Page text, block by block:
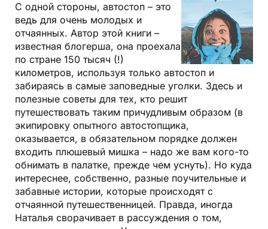
С одной стороны, автостоп – это
ведь для очень молодых и
отчаянных. Автор этой книги –
известная блогерша, она проехала
по стране 150 тысяч (!)
километров, используя только автостоп и
забираясь в самые заповедные уголки. Здесь и
полезные советы для тех, кто решит
путешествовать таким причудливым образом (в
экипировку опытного автостопщика,
оказывается, в обязательном порядке должен
входить плюшевый мишка – надо же вам кого-то
обнимать в палатке, прежде чем уснуть). Но куда
интереснее, собственно, разные поучительные и
забавные истории, которые происходят с
отчаянной путешественницей. Правда, иногда
Наталья сворачивает в рассуждения о том,